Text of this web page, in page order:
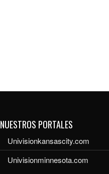
NUESTROS PORTALES
Univisionkansascity.com
Univisionminnesota.com